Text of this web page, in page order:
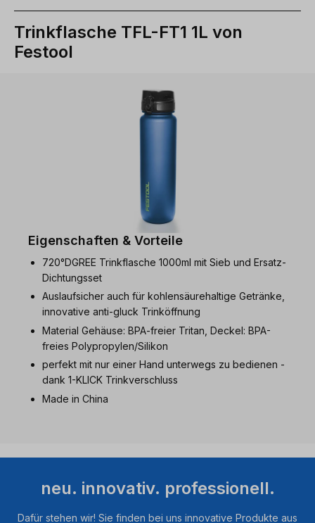
Trinkflasche TFL-FT1 1L von
Festool
Eigenschaften & Vorteile
720°DGREE Trinkflasche 1000ml mit Sieb und Ersatz-
Dichtungsset
Auslaufsicher auch für kohlensäurehaltige Getränke,
innovative anti-gluck Trinköffnung
Material Gehäuse: BPA-freier Tritan, Deckel: BPA-
freies Polypropylen/Silikon
perfekt mit nur einer Hand unterwegs zu bedienen -
dank 1-KLICK Trinkverschluss
Made in China
neu. innovativ. professionell.
Dafür stehen wir! Sie finden bei uns innovative Produkte aus